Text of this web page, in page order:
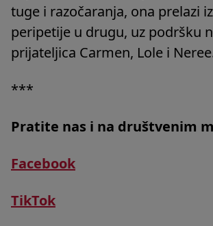
tuge i razočaranja, ona prelazi
peripetije u drugu, uz podršku
prijateljica Carmen, Lole i
***
Pratite nas i na društvenim
Facebook
TikTok